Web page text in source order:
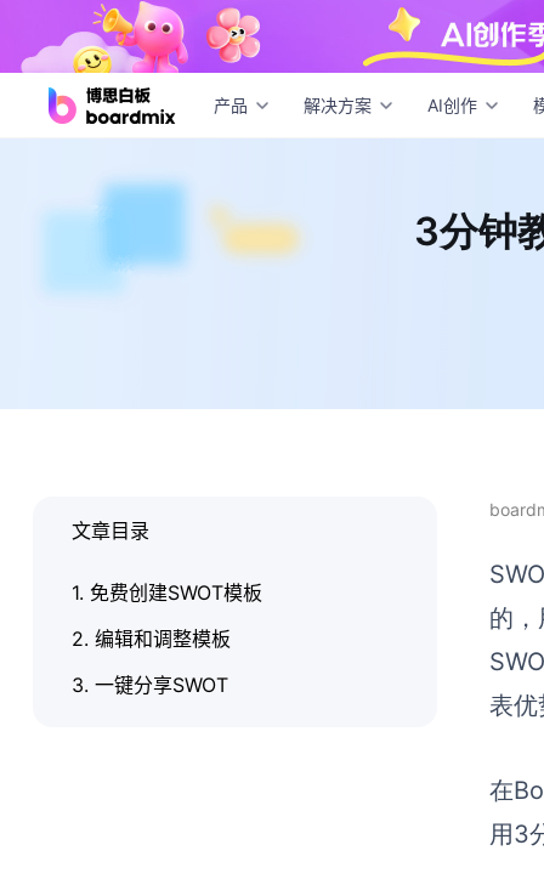
产品 解决方案 AI创作
3分
3分钟
的
表优
在
用3
文章目录
1. 免费创建SWOT模板
2. 编辑和调整模板
3. 一键分享SWOT